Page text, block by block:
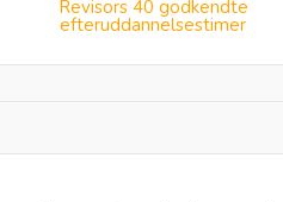
Revisors 40 godkendte
efteruddannelsestimer